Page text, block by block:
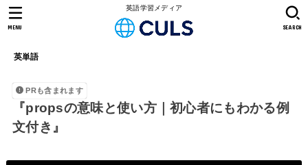
英語学習メディア
英単語
SEARCH
MENU
PRも含まれます
『propsの意味と使い方｜初心者にもわかる例
文付き』